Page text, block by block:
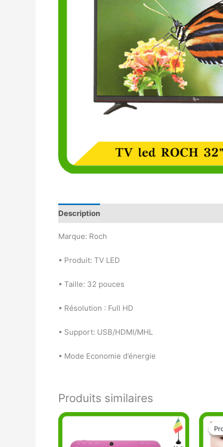
Description
Marque: Roch
• Produit: TV LED
• Taille: 32 pouces
• Résolution : Full HD
• Support: USB/HDMI/MHL
• Mode Economie d’énergie
Produits similaires